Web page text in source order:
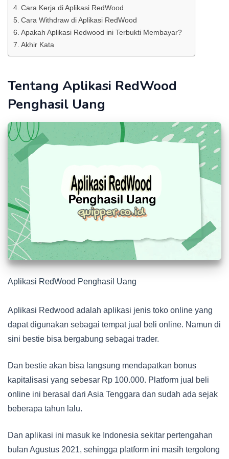
Cara Kerja di Aplikasi RedWood
Cara Withdraw di Aplikasi RedWood
Apakah Aplikasi Redwood ini Terbukti Membayar?
Akhir Kata
Tentang Aplikasi RedWood
Penghasil Uang
Aplikasi RedWood Penghasil Uang
Aplikasi Redwood adalah aplikasi jenis toko online yang
dapat digunakan sebagai tempat jual beli online. Namun di
sini bestie bisa bergabung sebagai trader.
Dan bestie akan bisa langsung mendapatkan bonus
kapitalisasi yang sebesar Rp 100.000. Platform jual beli
online ini berasal dari Asia Tenggara dan sudah ada sejak
beberapa tahun lalu.
Dan aplikasi ini masuk ke Indonesia sekitar pertengahan
bulan Agustus 2021, sehingga platform ini masih tergolong